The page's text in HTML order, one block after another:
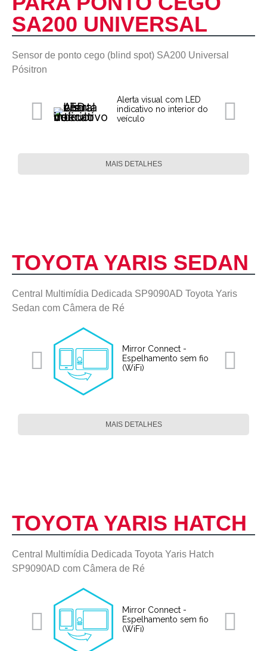
SA200 UNIVERSAL
Sensor de ponto cego (blind spot) SA200 Universal
Pósitron
Alerta visual com LED
indicativo no interior do
veículo
MAIS DETALHES
TOYOTA YARIS SEDAN
Central Multimídia Dedicada SP9090AD Toyota Yaris
Sedan com Câmera de Ré
Mirror Connect -
Espelhamento sem fio
(WiFi)
MAIS DETALHES
TOYOTA YARIS HATCH
Central Multimídia Dedicada Toyota Yaris Hatch
SP9090AD com Câmera de Ré
Mirror Connect -
Espelhamento sem fio
(WiFi)